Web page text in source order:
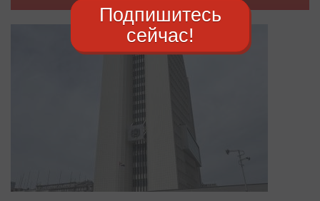
Подпишитесь
сейчас!